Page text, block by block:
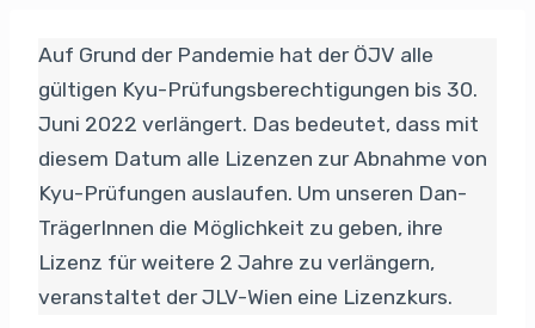
Auf Grund der Pandemie hat der ÖJV alle
gültigen Kyu-Prüfungsberechtigungen bis 30.
Juni 2022 verlängert. Das bedeutet, dass mit
diesem Datum alle Lizenzen zur Abnahme von
Kyu-Prüfungen auslaufen. Um unseren Dan-
TrägerInnen die Möglichkeit zu geben, ihre
Lizenz für weitere 2 Jahre zu verlängern,
veranstaltet der JLV-Wien eine Lizenzkurs.